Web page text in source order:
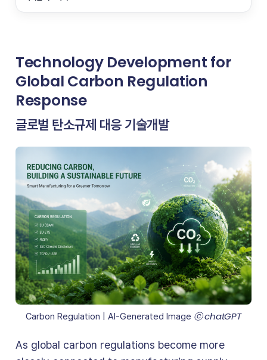
Technology Development for
Global Carbon Regulation
Response
글로벌 탄소규제 대응 기술개발
Carbon Regulation | AI-Generated Image ⓒ chatGPT
As global carbon regulations become more